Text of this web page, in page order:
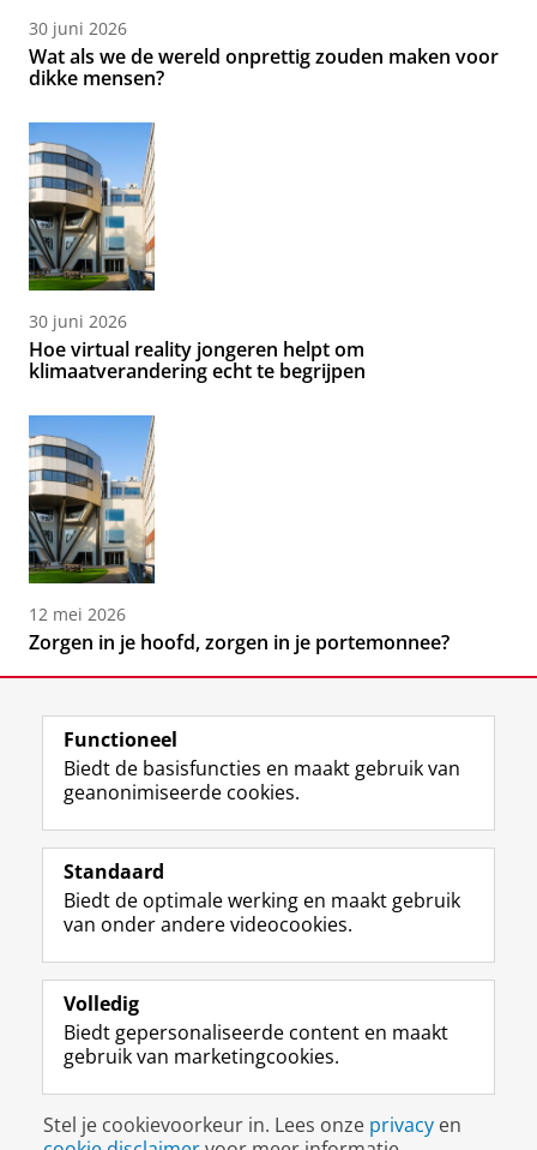
30 juni 2026
Wat als we de wereld onprettig zouden maken voor
dikke mensen?
30 juni 2026
Hoe virtual reality jongeren helpt om
klimaatverandering echt te begrijpen
12 mei 2026
Zorgen in je hoofd, zorgen in je portemonnee?
Volg de RUG
F
a
e
b
o
p
a
i
n
L
i
k
e
I
-
p
g
i
R
S
-
f
e
R
k
s
I
n
t
r
m
c
c
Y
o
T
e
k
a
a
Studiekiezers
Alumni
Over ons
Disclaimer & Copyright
Inloggen
Functioneel
Biedt de basisfuncties en maakt gebruik van
geanonimiseerde cookies.
Standaard
Biedt de optimale werking en maakt gebruik
van onder andere videocookies.
Volledig
Biedt gepersonaliseerde content en maakt
gebruik van marketingcookies.
Stel je cookievoorkeur in. Lees onze privacy en